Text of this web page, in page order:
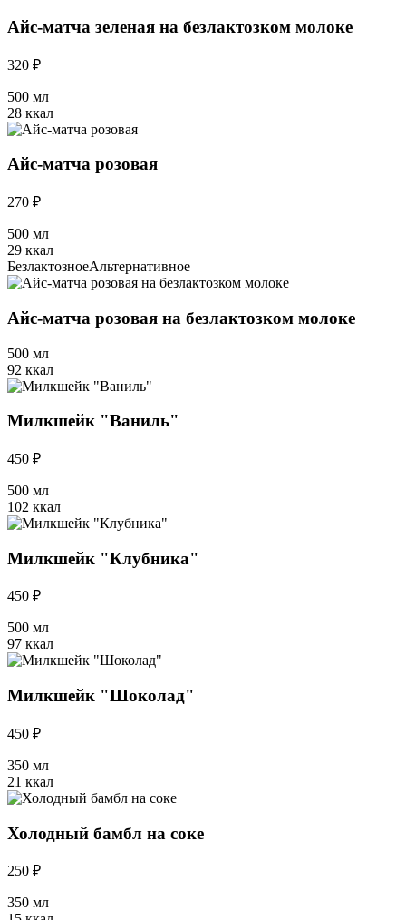
Айс-матча зеленая на безлактозком молоке
320 ₽
500 мл
28 ккал
Айс-матча розовая
270 ₽
500 мл
29 ккал
БезлактозноеАльтернативное
Айс-матча розовая на безлактозком молоке
500 мл
92 ккал
Милкшейк "Ваниль"
450 ₽
500 мл
102 ккал
Милкшейк "Клубника"
450 ₽
500 мл
97 ккал
Милкшейк "Шоколад"
450 ₽
350 мл
21 ккал
Холодный бамбл на соке
250 ₽
350 мл